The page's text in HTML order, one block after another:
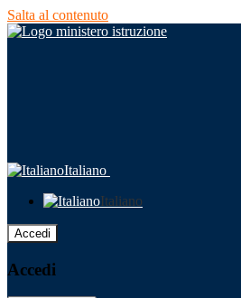
Salta al contenuto
Italiano
Italiano
Accedi
Accedi